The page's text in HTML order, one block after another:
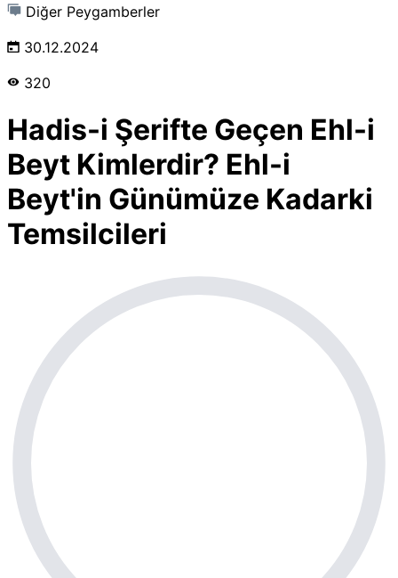
Diğer Peygamberler
30.12.2024
320
Hadis-i Şerifte Geçen Ehl-i
Beyt Kimlerdir? Ehl-i
Beyt'in Günümüze Kadarki
Temsilcileri